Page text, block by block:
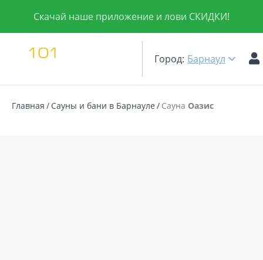
Скачай наше приложение и лови СКИДКИ!
Город: Барнаул
Главная Сауны и бани в Барнауле Сауна Оазис